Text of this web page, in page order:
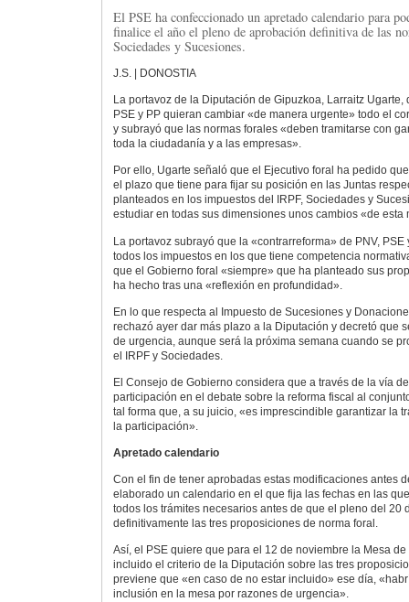
El PSE ha confeccionado un apretado calendario para
finalice el año el pleno de aprobación definitiva de las
Sociedades y Sucesiones.
J.S. | DONOSTIA
La portavoz de la Diputación de Gipuzkoa, Larraitz Ugarte,
PSE y PP quieran cambiar «de manera urgente» todo el
y subrayó que las normas forales «deben tramitarse con
toda la ciudadanía y a las empresas».
Por ello, Ugarte señaló que el Ejecutivo foral ha pedido
el plazo que tiene para fijar su posición en las Juntas
planteados en los impuestos del IRPF, Sociedades y
estudiar en todas sus dimensiones unos cambios «de esta
La portavoz subrayó que la «contrarreforma» de PNV,
todos los impuestos en los que tiene competencia
que el Gobierno foral «siempre» que ha planteado sus
ha hecho tras una «reflexión en profundidad».
En lo que respecta al Impuesto de Sucesiones y
rechazó ayer dar más plazo a la Diputación y decretó que
de urgencia, aunque será la próxima semana cuando se
el IRPF y Sociedades.
El Consejo de Gobierno considera que a través de la vía
participación en el debate sobre la reforma fiscal al
tal forma que, a su juicio, «es imprescindible garantizar la
la participación».
Apretado calendario
Con el fin de tener aprobadas estas modificaciones antes
elaborado un calendario en el que fija las fechas en las
todos los trámites necesarios antes de que el pleno del 20
definitivamente las tres proposiciones de norma foral.
Así, el PSE quiere que para el 12 de noviembre la Mesa
incluido el criterio de la Diputación sobre las tres
previene que «en caso de no estar incluido» ese día,
inclusión en la mesa por razones de urgencia».